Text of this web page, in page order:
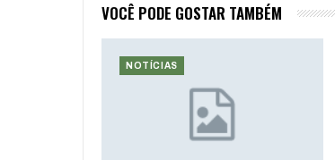
VOCÊ PODE GOSTAR TAMBÉM
NOTÍCIAS